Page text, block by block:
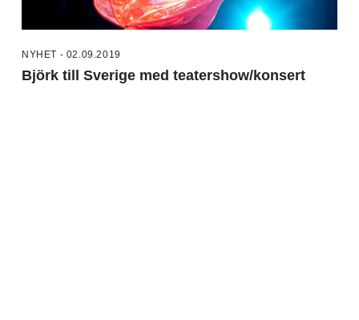
NYHET - 02.09.2019
Björk till Sverige med teatershow/konsert